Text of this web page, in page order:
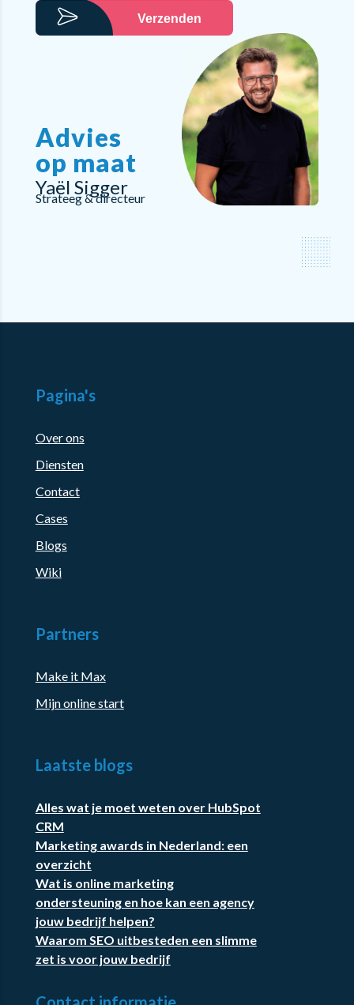
Verzenden
Advies
op maat
Yaël Sigger
Strateeg & directeur
Pagina's
Over ons
Diensten
Contact
Cases
Blogs
Wiki
Partners
Make it Max
Mijn online start
Laatste blogs
Alles wat je moet weten over HubSpot
CRM
Marketing awards in Nederland: een
overzicht
Wat is online marketing
ondersteuning en hoe kan een agency
jouw bedrijf helpen?
Waarom SEO uitbesteden een slimme
zet is voor jouw bedrijf